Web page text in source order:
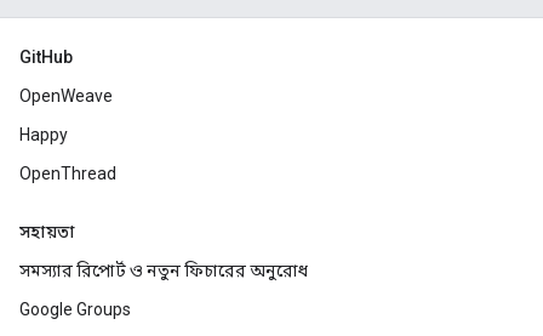
GitHub
OpenWeave
Happy
OpenThread
সহায়তা
সমস্যার রিপোর্ট ও নতুন ফিচারের অনুরোধ
Google Groups